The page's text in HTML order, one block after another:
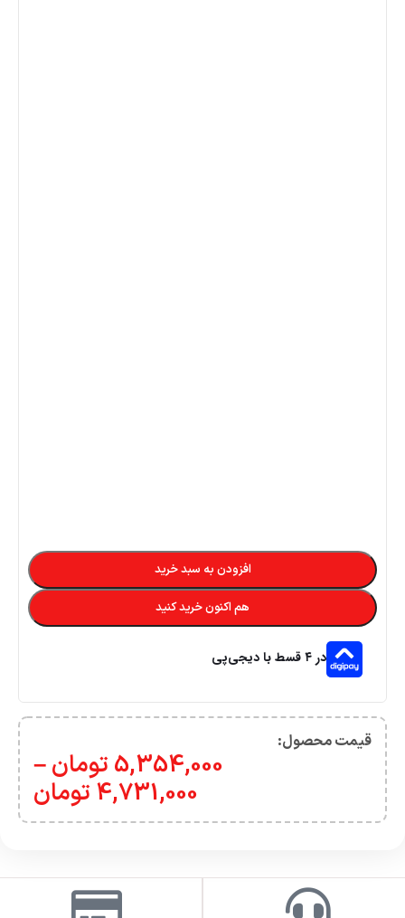
افزودن به سبد خرید
هم اکنون خرید کنید
در ۴ قسط با دیجی‌پی
قیمت محصول:​
5,354,000 تومان–
4,731,000 تومان